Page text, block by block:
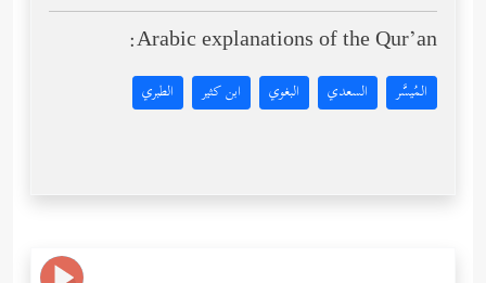
Arabic explanations of the Qur’an:
المُيسَّر السعدي البغوي ابن كثير الطبري